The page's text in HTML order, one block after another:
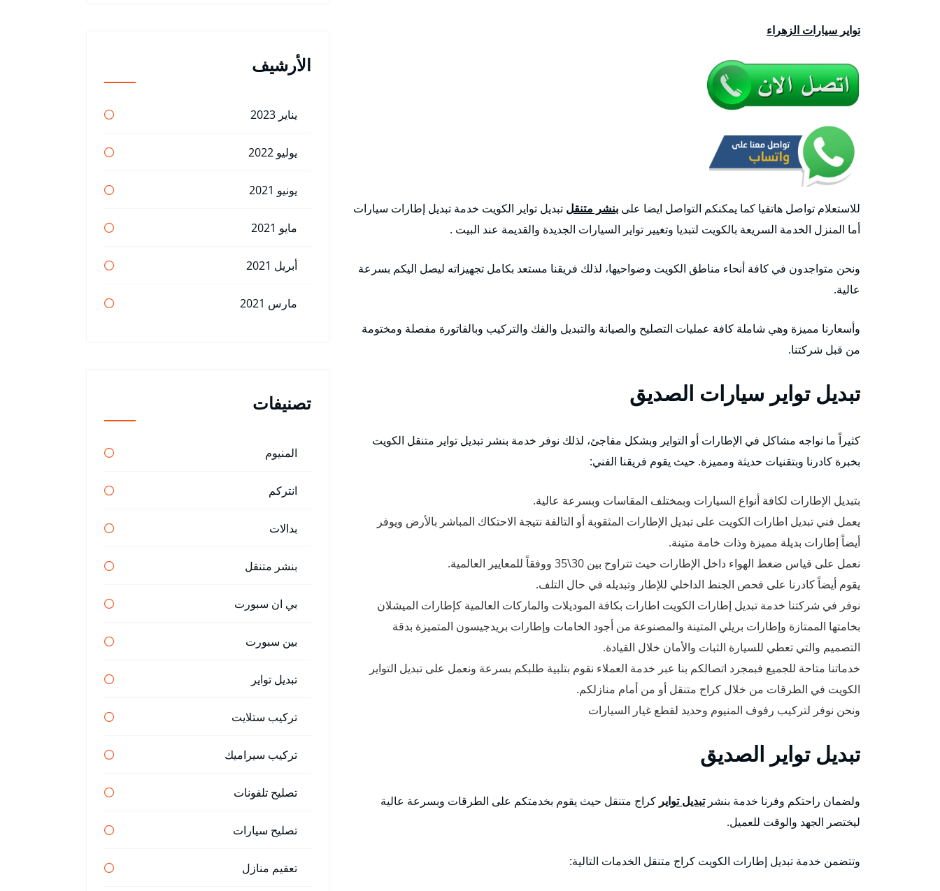
تواير سيارات الزهراء
للاستعلام تواصل هاتفيا كما يمكنكم التواصل ايضا على بنشر متنقل تبديل تواير الكويت خدمة تبديل إطارات سيارات
أما المنزل الخدمة السريعة بالكويت لتبديا وتغيير تواير السيارات الجديدة والقديمة عند البيت .
ونحن متواجدون في كافة أنحاء مناطق الكويت وضواحيها، لذلك فريقنا مستعد بكامل تجهيزاته ليصل اليكم بسرعة
عالية.
وأسعارنا مميزة وهي شاملة كافة عمليات التصليح والصيانة والتبديل والفك والتركيب وبالفاتورة مفصلة ومختومة
من قبل شركتنا.
تبديل تواير سيارات الصديق
كثيراً ما نواجه مشاكل في الإطارات أو التواير وبشكل مفاجئ، لذلك نوفر خدمة بنشر تبديل تواير متنقل الكويت
بخبرة كادرنا وبتقنيات حديثة ومميزة. حيث يقوم فريقنا الفني:
بتبديل الإطارات لكافة أنواع السيارات وبمختلف المقاسات وبسرعة عالية.
يعمل فني تبديل اطارات الكويت على تبديل الإطارات المثقوبة أو التالفة نتيجة الاحتكاك المباشر بالأرض ويوفر
أيضاً إطارات بديلة مميزة وذات خامة متينة.
نعمل على قياس ضغط الهواء داخل الإطارات حيث تتراوح بين 30\35 ووفقاً للمعايير العالمية.
يقوم أيضاً كادرنا على فحص الجنط الداخلي للإطار وتبديله في حال التلف.
نوفر في شركتنا خدمة تبديل إطارات الكويت اطارات بكافة الموديلات والماركات العالمية كإطارات الميشلان
بخامتها الممتازة وإطارات بريلي المتينة والمصنوعة من أجود الخامات وإطارات بريدجيسون المتميزة بدقة
التصميم والتي تعطي للسيارة الثبات والأمان خلال القيادة.
خدماتنا متاحة للجميع فبمجرد اتصالكم بنا عبر خدمة العملاء نقوم بتلبية طلبكم بسرعة ونعمل على تبديل التواير
الكويت في الطرقات من خلال كراج متنقل أو من أمام منازلكم.
ونحن نوفر لتركيب رفوف المنيوم وحديد لقطع غيار السيارات
تبديل تواير الصديق
ولضمان راحتكم وفرنا خدمة بنشرتبديل تواير كراج متنقل حيث يقوم بخدمتكم على الطرقات وبسرعة عالية
ليختصر الجهد والوقت للعميل.
وتتضمن خدمة تبديل إطارات الكويت كراج متنقل الخدمات التالية:
الأرشيف
يناير 2023
يوليو 2022
يونيو 2021
مايو 2021
أبريل 2021
مارس 2021
تصنيفات
المنيوم
انتركم
بدالات
بنشر متنقل
بي ان سبورت
بين سبورت
تبديل تواير
تركيب ستلايت
تركيب سيراميك
تصليح تلفونات
تصليح سيارات
تعقيم منازل